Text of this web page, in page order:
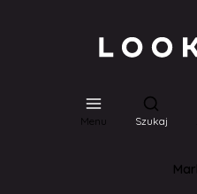
Menu
Otwórz
Szukaj